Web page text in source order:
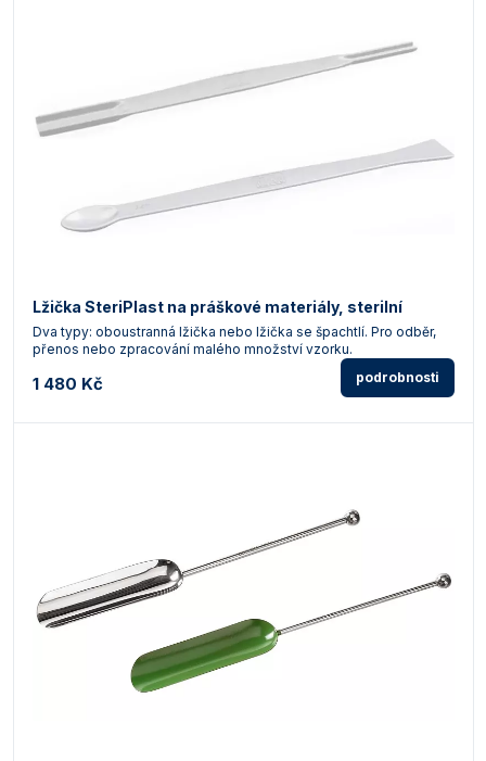
Lžička SteriPlast na práškové materiály, sterilní
Dva typy: oboustranná lžička nebo lžička se špachtlí. Pro odběr,
přenos nebo zpracování malého množství vzorku.
1 480 Kč podrobnosti